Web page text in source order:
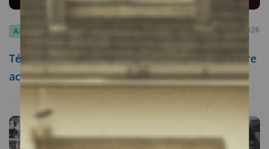
ARTICLES 05.02.2026
Témoignages : la santé mentale, au cœur de notre
action en Ukraine